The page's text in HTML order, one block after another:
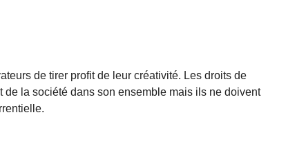
de tirer profit de leur créativité. Les droits de
de la société dans son ensemble mais ils ne doivent